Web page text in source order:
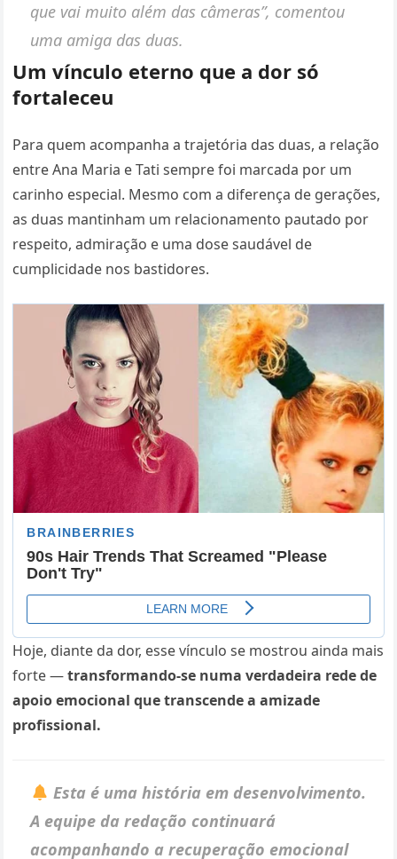
que vai muito além das câmeras”, comentou
uma amiga das duas.
Um vínculo eterno que a dor só
fortaleceu
Para quem acompanha a trajetória das duas, a relação
entre Ana Maria e Tati sempre foi marcada por um
carinho especial. Mesmo com a diferença de gerações,
as duas mantinham um relacionamento pautado por
respeito, admiração e uma dose saudável de
cumplicidade nos bastidores.
Hoje, diante da dor, esse vínculo se mostrou ainda mais
forte —transformando-se numa verdadeira rede de
apoio emocional que transcende a amizade
profissional.
Esta é uma história em desenvolvimento.
A equipe da redação continuará
acompanhando a recuperação emocional